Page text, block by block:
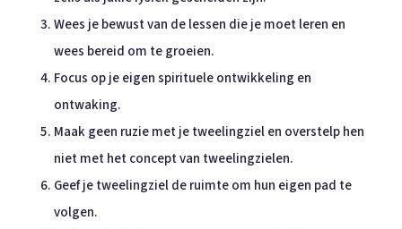
Wees je bewust van de lessen die je moet leren en
wees bereid om te groeien.
Focus op je eigen spirituele ontwikkeling en
ontwaking.
Maak geen ruzie met je tweelingziel en overstelp hen
niet met het concept van tweelingzielen.
Geef je tweelingziel de ruimte om hun eigen pad te
volgen.